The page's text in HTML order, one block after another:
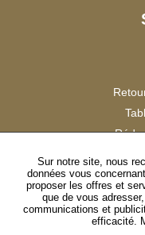
Sur notre site, nous
données vous
proposer les offres et
que de vous
communications et
efficacité.